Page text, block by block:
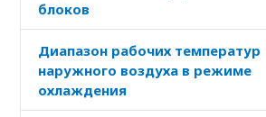
блоков
Диапазон рабочих температур
наружного воздуха в режиме
охлаждения